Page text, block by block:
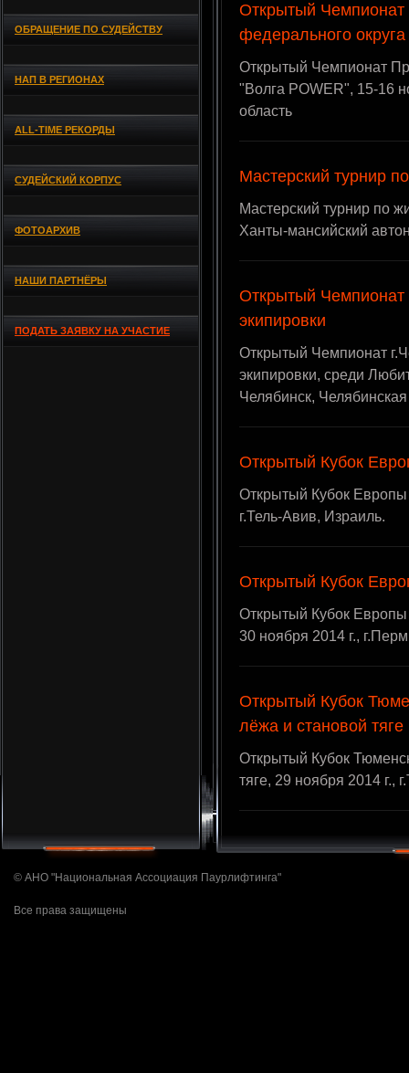
ОБРАЩЕНИЕ ПО СУДЕЙСТВУ
НАП В РЕГИОНАХ
ALL-TIME РЕКОРДЫ
СУДЕЙСКИЙ КОРПУС
ФОТОАРХИВ
НАШИ ПАРТНЁРЫ
ПОДАТЬ ЗАЯВКУ НА УЧАСТИЕ
Открытый Чемпионат
федерального
Открытый Чемпионат
"Волга POWER", 15-16
область
Мастерский турнир
Мастерский турнир по
Ханты-мансийский
Открытый Чемпионат
экипировки
Открытый Чемпионат
экипировки, среди
Челябинск, Челябинская
Открытый Кубок
Открытый Кубок Европы
г.Тель-Авив, Израиль.
Открытый Кубок
Открытый Кубок
30 ноября 2014 г.,
Открытый Кубок
лёжа и становой тяге
Открытый Кубок
тяге, 29 ноября 2014 г.,
© АНО "Национальная Ассоциация Паурлифтинга"
Все права защищены